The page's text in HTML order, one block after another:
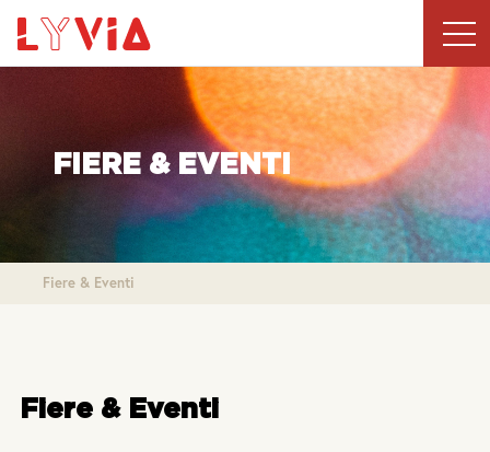
Cerca
nel
sito
FIERE & EVENTI
Fiere & Eventi
Fiere & Eventi